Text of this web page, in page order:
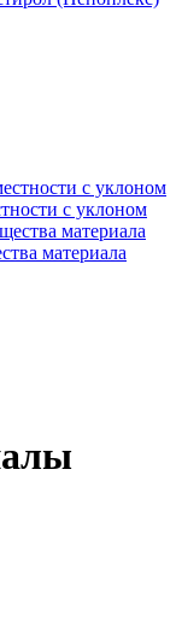
с уклоном
материала